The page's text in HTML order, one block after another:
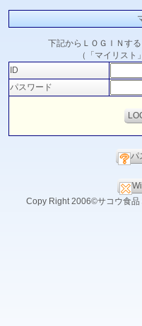
下記からＬＯＧＩＮす
（「マイリスト
ID
パスワード
パ
Copy Right 2006©サコウ食品